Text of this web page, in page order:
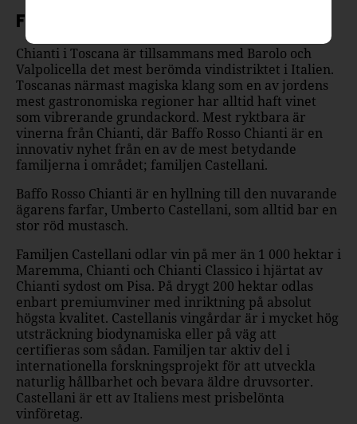
Familjen Castellani
Chianti i Toscana är tillsammans med Barolo och
Valpolicella det mest berömda vindistriktet i Italien.
Toscanas närmast magiska klang som en av jordens
mest gastronomiska regioner har alltid haft vinet
som vibrerande grundackord. Mest ryktbara är
vinerna från Chianti, där Baffo Rosso Chianti är en
innovativ nyhet från en av de mest betydande
familjerna i området; familjen Castellani.
Baffo Rosso Chianti är en hyllning till den nuvarande
ägarens farfar, Umberto Castellani, som alltid bar en
stor röd mustasch.
Familjen Castellani odlar vin på mer än 1 000 hektar i
Maremma, Chianti och Chianti Classico i hjärtat av
Chianti sydost om Pisa. På drygt 200 hektar odlas
enbart premiumviner med inriktning på absolut
högsta kvalitet. Castellanis vingårdar är i mycket hög
utsträckning biodynamiska eller på väg att
certifieras som sådan. Familjen tar aktiv del i
internationella forskningsprojekt för att utveckla
naturlig hållbarhet och bevara äldre druvsorter.
Castellani är ett av Italiens mest prisbelönta
vinföretag.